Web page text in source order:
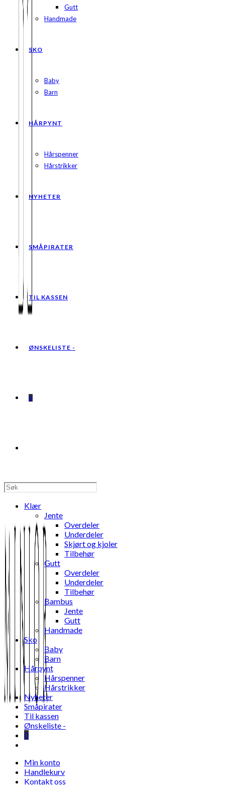
Gutt
Handmade
SKO
Baby
Barn
HÅRPYNT
Hårspenner
Hårstrikker
NYHETER
SMÅPIRATER
TIL KASSEN
ØNSKELISTE -
0
SEARCH
Klær
Jente
Overdeler
Underdeler
Skjørt og kjoler
Tilbehør
Gutt
Overdeler
Underdeler
Tilbehør
Bambus
Jente
Gutt
Handmade
Sko
Baby
Barn
Hårpynt
Hårspenner
Hårstrikker
Nyheter
Småpirater
Til kassen
Ønskeliste -
0
search
Min konto
Handlekurv
Kontakt oss